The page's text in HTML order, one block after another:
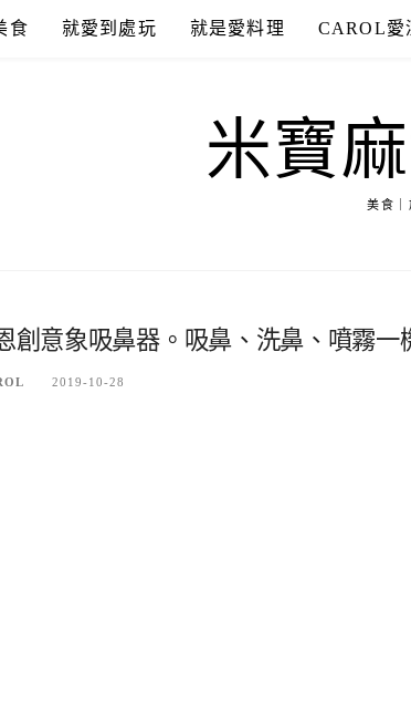
食 就愛到處玩 就是愛料理 CAROL愛
米寶
美食｜
意象吸鼻器。吸鼻、洗鼻、噴霧一
2019-10-28